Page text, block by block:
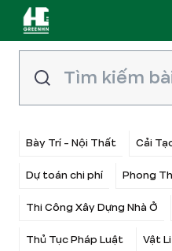
Bày Trí - Nội Thất Cải
Dự toán chi phí Phong
Thi Công Xây Dựng Nhà Ở
Thủ Tục Pháp Luật Vật